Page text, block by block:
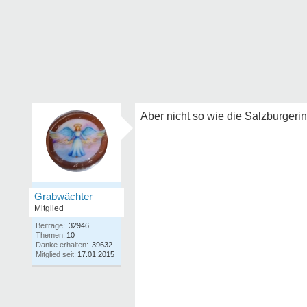
Grabwächter
Mitglied
Beiträge: 32946
Themen: 10
Danke erhalten: 39632
Mitglied seit: 17.01.2015
Aber nicht so wie die